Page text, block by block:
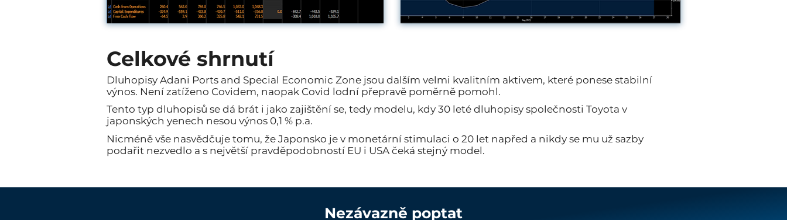
Celkové shrnutí
Dluhopisy Adani Ports and Special Economic Zone jsou dalším velmi kvalitním aktivem, které ponese stabilní
výnos. Není zatíženo Covidem, naopak Covid lodní přepravě poměrně pomohl.
Tento typ dluhopisů se dá brát i jako zajištění se, tedy modelu, kdy 30 leté dluhopisy společnosti Toyota v
japonských yenech nesou výnos 0,1 % p.a.
Nicméně vše nasvědčuje tomu, že Japonsko je v monetární stimulaci o 20 let napřed a nikdy se mu už sazby
podařit nezvedlo a s největší pravděpodobností EU i USA čeká stejný model.
Nezávazně poptat